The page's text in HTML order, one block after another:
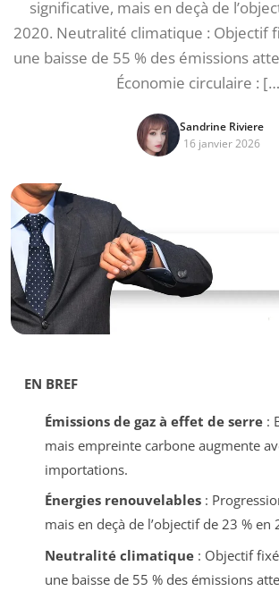
significative, mais en deçà de
2020. Neutralité climatique : Objectif
une baisse de 55 % des émissions
Économie circulaire :
Sandrine Riviere
16 janvier 2026
EN BREF
Émissions de gaz à effet de serre:
mais empreinte carbone augmente
importations.
Énergies renouvelables:
mais en deçà de l’objectif de 23 % en
Neutralité climatique: Objectif
une baisse de 55 % des émissions